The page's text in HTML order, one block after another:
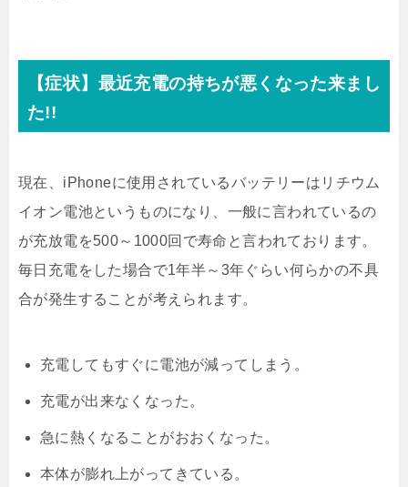
【症状】最近充電の持ちが悪くなった来まし
た!!
現在、iPhoneに使用されているバッテリーはリチウム
イオン電池というものになり、一般に言われているの
が充放電を500～1000回で寿命と言われております。
毎日充電をした場合で1年半～3年ぐらい何らかの不具
合が発生することが考えられます。
充電してもすぐに電池が減ってしまう。
充電が出来なくなった。
急に熱くなることがおおくなった。
本体が膨れ上がってきている。